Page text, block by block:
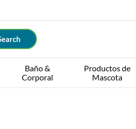
Baño &
Corporal
Productos de
Mascota